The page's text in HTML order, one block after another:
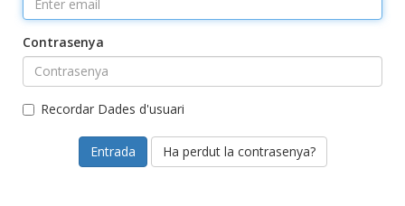
Contrasenya
Recordar Dades d'usuari
Ha perdut la contrasenya?